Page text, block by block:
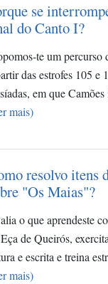
se
do Canto I?
te um percurso
das estrofes 105 e
em que
mais)
resolvo itens
"Os Maias"?
o que aprendeste
de Queirós,
e escrita e treina
mais)